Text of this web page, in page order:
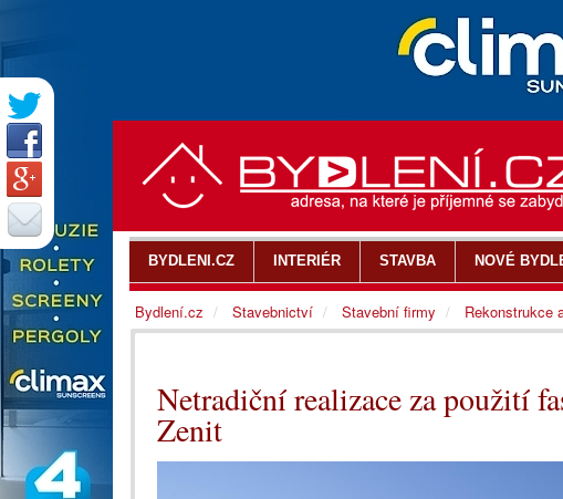
Netradiční realizace za použití
Zenit
BYDLENI.CZ INTERIÉR STAVBA NOVÉ
Bydlení.cz Stavebnictví Stavební firmy Rekonstrukce